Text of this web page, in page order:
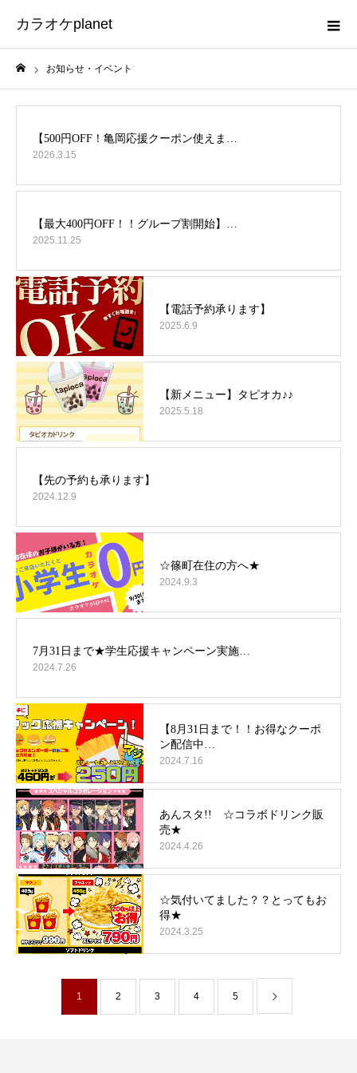
カラオケplanet
お知らせ・イベント
2026.3.15
2025.11.25
2025.6.9
2025.5.18
2024.12.9
2024.9.3
2024.7.26
2024.7.16
2024.4.26
2024.3.25
1 2 3 4 5